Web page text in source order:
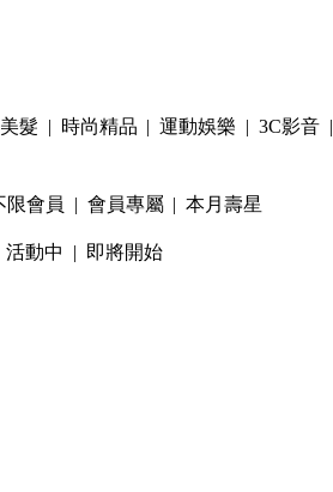
髮 | 時尚精品 |運動娛樂 | 3C影音|
限會員 | 會員專屬|本月壽星
活動中 | 即將開始